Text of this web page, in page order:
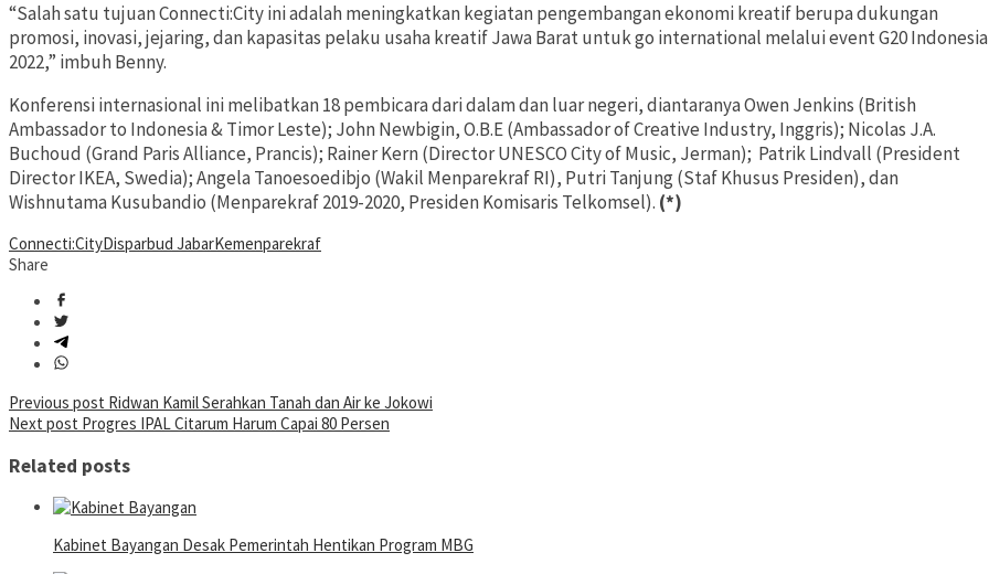
“Salah satu tujuan Connecti:City ini adalah meningkatkan kegiatan pengembangan ekonomi kreatif berupa dukungan
promosi, inovasi, jejaring, dan kapasitas pelaku usaha kreatif Jawa Barat untuk go international melalui event G20 Indonesia
2022,” imbuh Benny.
Konferensi internasional ini melibatkan 18 pembicara dari dalam dan luar negeri, diantaranya Owen Jenkins (British
Ambassador to Indonesia & Timor Leste); John Newbigin, O.B.E (Ambassador of Creative Industry, Inggris); Nicolas J.A.
Buchoud (Grand Paris Alliance, Prancis); Rainer Kern (Director UNESCO City of Music, Jerman); Patrik Lindvall (President
Director IKEA, Swedia); Angela Tanoesoedibjo (Wakil Menparekraf RI), Putri Tanjung (Staf Khusus Presiden), dan
Wishnutama Kusubandio (Menparekraf 2019-2020, Presiden Komisaris Telkomsel). (*)
Connecti:CityDisparbud JabarKemenparekraf
Share
Post
navigation
Previous post Ridwan Kamil Serahkan Tanah dan Air ke Jokowi
Next post Progres IPAL Citarum Harum Capai 80 Persen
Related posts
Kabinet Bayangan Desak Pemerintah Hentikan Program MBG